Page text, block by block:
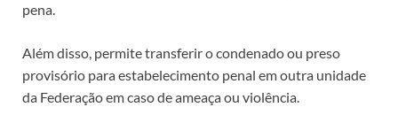
pena.
Além disso, permite transferir o condenado ou preso
provisório para estabelecimento penal em outra unidade
da Federação em caso de ameaça ou violência.